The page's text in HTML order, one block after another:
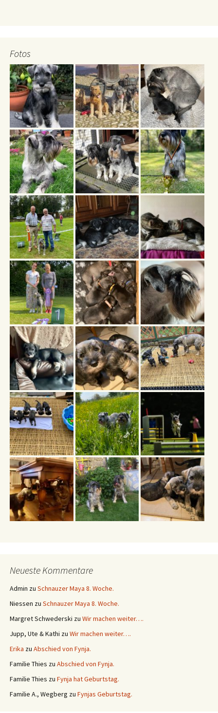
Fotos
Neueste Kommentare
Admin zu Schnauzer Maya 8. Woche.
Niessen zu Schnauzer Maya 8. Woche.
Margret Schwederski zu Wir machen weiter….
Jupp, Ute & Kathi zu Wir machen weiter….
Erika zu Abschied von Fynja.
Familie Thies zu Abschied von Fynja.
Familie Thies zu Fynja hat Geburtstag.
Familie A., Wegberg zu Fynjas Geburtstag.